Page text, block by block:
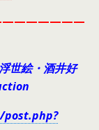
世絵・酒井好